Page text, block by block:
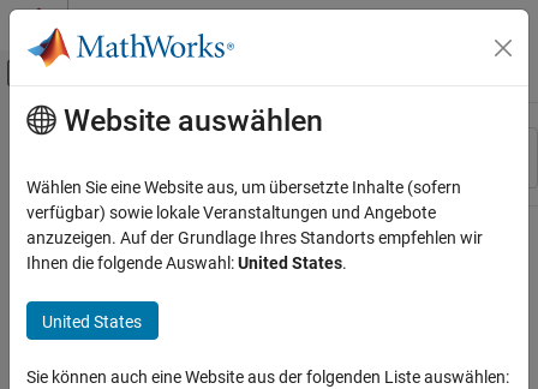
Weiter zum Inhalt
Umschaltung für Off-Canvas-
Ressource
Hauptinhalt
Website auswählen
Wählen Sie eine Website aus, um übersetzte Inhalte (sofern
verfügbar) sowie lokale Veranstaltungen und Angebote
anzuzeigen. Auf der Grundlage Ihres Standorts empfehlen wir
Ihnen die folgende Auswahl:United States.
United States
Sie können auch eine Website aus der folgenden Liste auswählen: